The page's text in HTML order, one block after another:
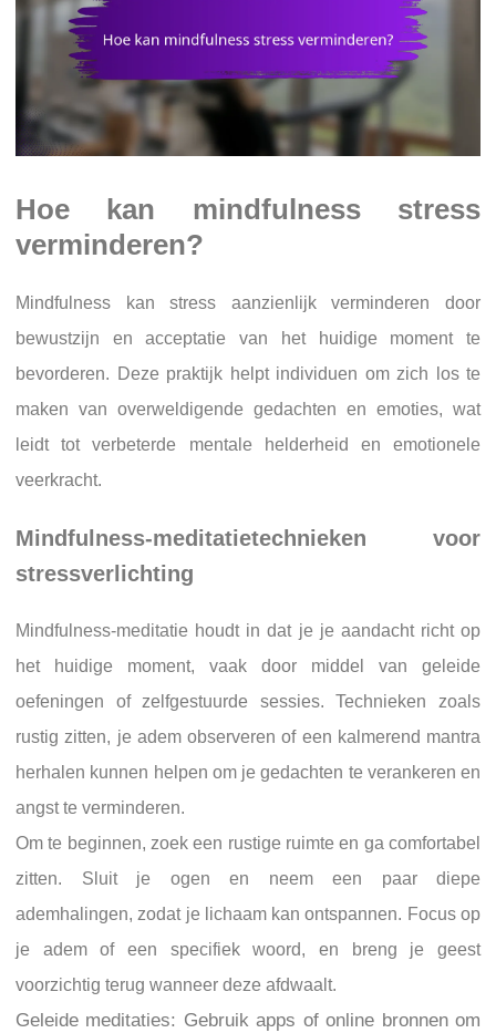
Hoe kan mindfulness stress
verminderen?
Mindfulness kan stress aanzienlijk verminderen door
bewustzijn en acceptatie van het huidige moment te
bevorderen. Deze praktijk helpt individuen om zich los te
maken van overweldigende gedachten en emoties, wat
leidt tot verbeterde mentale helderheid en emotionele
veerkracht.
Mindfulness-meditatietechnieken voor
stressverlichting
Mindfulness-meditatie houdt in dat je je aandacht richt op
het huidige moment, vaak door middel van geleide
oefeningen of zelfgestuurde sessies. Technieken zoals
rustig zitten, je adem observeren of een kalmerend mantra
herhalen kunnen helpen om je gedachten te verankeren en
angst te verminderen.
Om te beginnen, zoek een rustige ruimte en ga comfortabel
zitten. Sluit je ogen en neem een paar diepe
ademhalingen, zodat je lichaam kan ontspannen. Focus op
je adem of een specifiek woord, en breng je geest
voorzichtig terug wanneer deze afdwaalt.
Geleide meditaties: Gebruik apps of online bronnen om